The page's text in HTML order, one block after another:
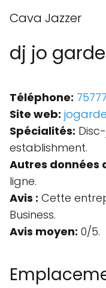
Cava Jazzer
dj jo
Téléphone:
Site web:
Spécialités:
establishment.
Autres données
ligne.
Avis : Cette
Business.
Avis moyen: 0/5.